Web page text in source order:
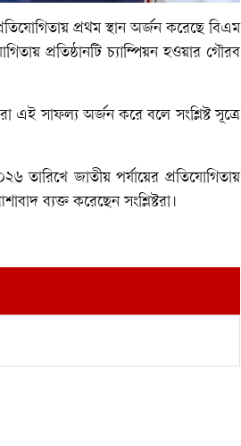
প্রথম স্থান অর্জন করেছে বিএম
প্রতিষ্ঠানটি চ্যাম্পিয়ন হওয়ার গৌরব
এই সাফল্য অর্জন করে বলে সংশ্লিষ্ট সূত্রে
তারিখে জাতীয় পর্যায়ের প্রতিযোগিতায়
ব্যক্ত করেছেন সংশ্লিষ্টরা।